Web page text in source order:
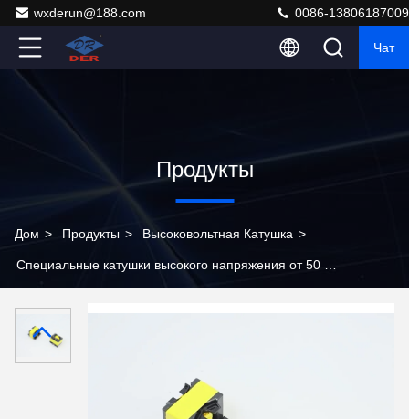
wxderun@188.com 0086-13806187009
Чат
Продукты
Дом > Продукты > Высоковольтная Катушка >
Специальные катушки высокого напряжения от 50 Гц
промышленности